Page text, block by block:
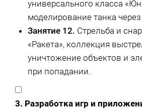
универсального класса
моделирование танка
Занятие 12. Стрельба и
«Ракета», коллекция
уничтожение объектов и
при попадании.
3. Разработка игр и